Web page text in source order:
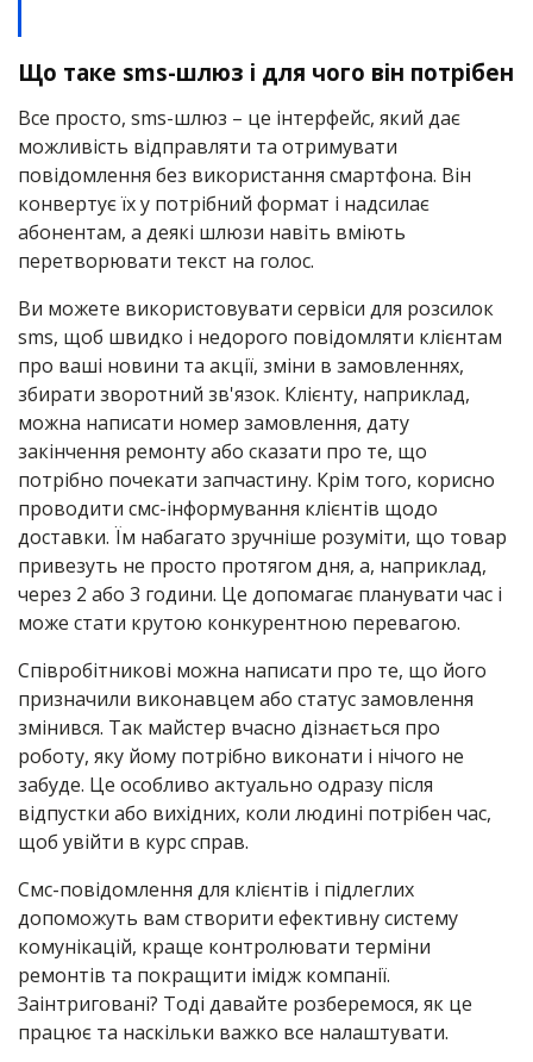
Що таке sms-шлюз і для чого він потрібен
Все просто, sms-шлюз – це інтерфейс, який дає
можливість відправляти та отримувати
повідомлення без використання смартфона. Він
конвертує їх у потрібний формат і надсилає
абонентам, а деякі шлюзи навіть вміють
перетворювати текст на голос.
Ви можете використовувати сервіси для розсилок
sms, щоб швидко і недорого повідомляти клієнтам
про ваші новини та акції, зміни в замовленнях,
збирати зворотний зв'язок. Клієнту, наприклад,
можна написати номер замовлення, дату
закінчення ремонту або сказати про те, що
потрібно почекати запчастину. Крім того, корисно
проводити смс-інформування клієнтів щодо
доставки. Їм набагато зручніше розуміти, що товар
привезуть не просто протягом дня, а, наприклад,
через 2 або 3 години. Це допомагає планувати час і
може стати крутою конкурентною перевагою.
Співробітникові можна написати про те, що його
призначили виконавцем або статус замовлення
змінився. Так майстер вчасно дізнається про
роботу, яку йому потрібно виконати і нічого не
забуде. Це особливо актуально одразу після
відпустки або вихідних, коли людині потрібен час,
щоб увійти в курс справ.
Смс-повідомлення для клієнтів і підлеглих
допоможуть вам створити ефективну систему
комунікацій, краще контролювати терміни
ремонтів та покращити імідж компанії.
Заінтриговані? Тоді давайте розберемося, як це
працює та наскільки важко все налаштувати.